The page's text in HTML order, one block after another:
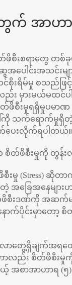
က် အာဟ
စီးစရာတွေ တစ်
အပေါင်းအသင်းမ
စိုးရိမ်မှု စသည်ဖြင့်
း မှားမယ်မထင်ပ
တ်ဖိစီးမှုရရှိမှုပမ
ကို သက်ရောက်မှုရှိ
ပေးလိုက်ရပါတယ်။
ဖိစီးမှုကို တွန်းလှ
စီးမှု (Stress) ဆို
တဲ့ အခြေအနေမျ
းဒဏ်ကို အဆက်မပြ
ာက်ပိုင်းမှာတော့ စိ
လာတွေ့ရှိချက်အရ
ာလည်း စိတ်ဖိစီး
စာအာဟာရ (၅) မ